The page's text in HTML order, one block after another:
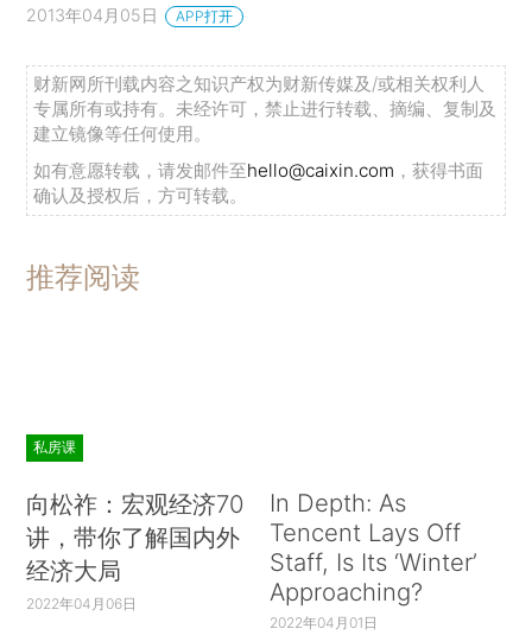
2013年04月05日 APP打开
财新网所刊载内容之知识产权为财新传媒及/或相关权利人
专属所有或持有。未经许可，禁止进行转载、摘编、复制及
建立镜像等任何使用。
如有意愿转载，请发邮件至hello@caixin.com ，获得书面
确认及授权后，方可转载。
推荐阅读
私房课
向松祚：宏观经济70
讲，带你了解国内外
经济大局
2022年04月06日
In Depth: As
Tencent Lays Off
Staff, Is Its ‘Winter’
Approaching?
2022年04月01日